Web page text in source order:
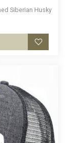
Siberian Husky
Lägg till i